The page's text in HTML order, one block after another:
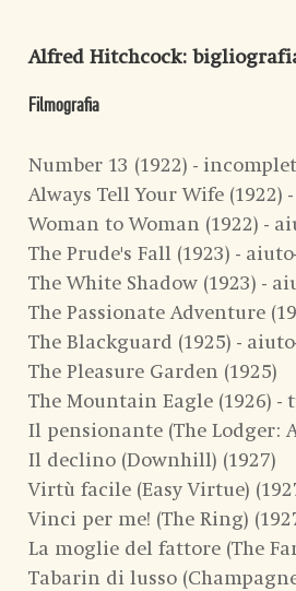
Alfred Hitchcock:
Filmografia
Number 13 (1922) -
Always Tell Your Wife
Woman to Woman (1922) -
The Prude's Fall (1923) -
The White Shadow (1923) -
The Passionate Adventure
The Blackguard (1925) -
The Pleasure Garden (1925)
The Mountain Eagle (1926)
Il pensionante (The Lodger:
Il declino (Downhill) (1927)
Virtù facile (Easy Virtue)
Vinci per me! (The Ring)
La moglie del fattore (The
Tabarin di lusso